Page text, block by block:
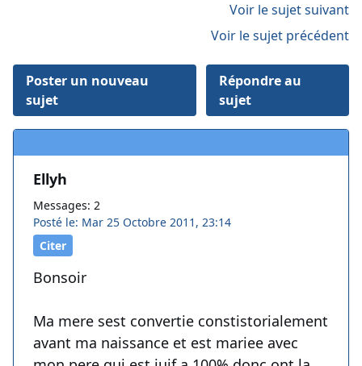
Voir le sujet suivant
Voir le sujet précédent
Poster un nouveau
sujet
Répondre au
sujet
Ellyh
Messages: 2
Posté le: Mar 25 Octobre 2011, 23:14
Citer
Bonsoir
Ma mere sest convertie constistorialement
avant ma naissance et est mariee avec